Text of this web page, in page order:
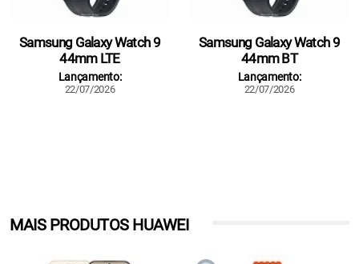
Samsung Galaxy Watch 9
44mm LTE
Lançamento:
22/07/2026
Samsung Galaxy Watch 9
44mm BT
Lançamento:
22/07/2026
MAIS PRODUTOS HUAWEI